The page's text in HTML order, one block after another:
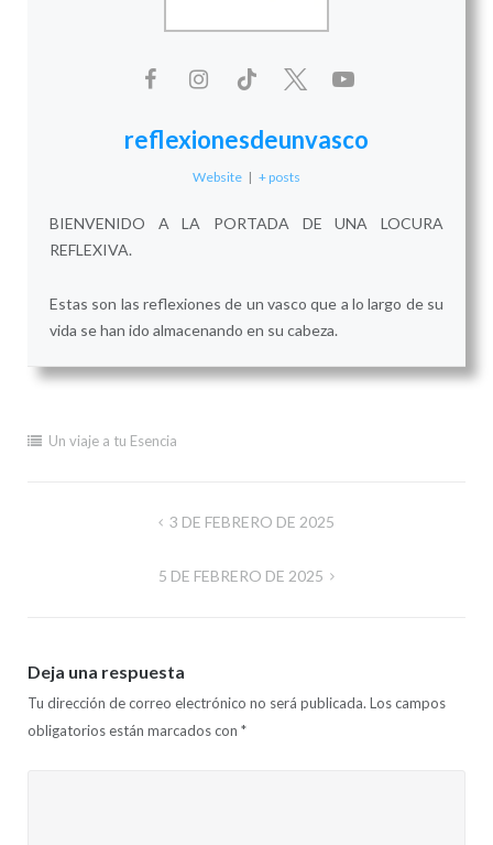
reflexionesdeunvasco
Website | + posts
BIENVENIDO A LA PORTADA DE UNA LOCURA
REFLEXIVA.
Estas son las reflexiones de un vasco que a lo largo de su
vida se han ido almacenando en su cabeza.
Un viaje a tu Esencia
3 DE FEBRERO DE 2025
5 DE FEBRERO DE 2025
Deja una respuesta
Tu dirección de correo electrónico no será publicada. Los campos
obligatorios están marcados con *